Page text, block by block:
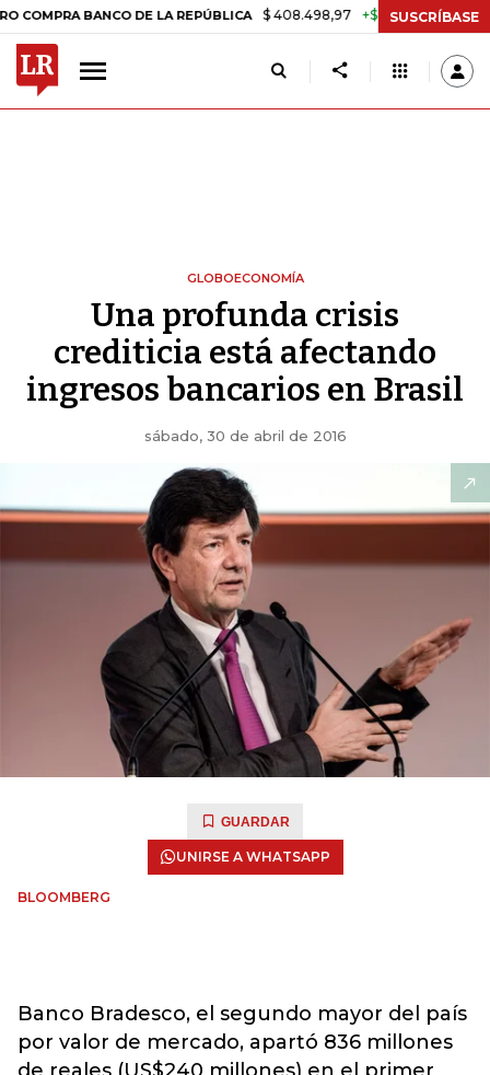
BANCO DE LA REPÚBLICA $ 408.498,97 +$ 8.753,81 +2,19%
SUSCRÍBASE
GLOBOECONOMÍA
Una profunda crisis
crediticia está afectando
ingresos bancarios en Brasil
sábado, 30 de abril de 2016
GUARDAR
UNIRSE A WHATSAPP
BLOOMBERG
Banco Bradesco, el segundo mayor del país
por valor de mercado, apartó 836 millones